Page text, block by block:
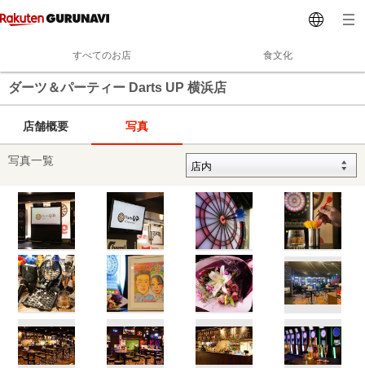
すべてのお店 食文化
ダーツ＆パーティー Darts UP 横浜店
店舗概要 写真
写真一覧